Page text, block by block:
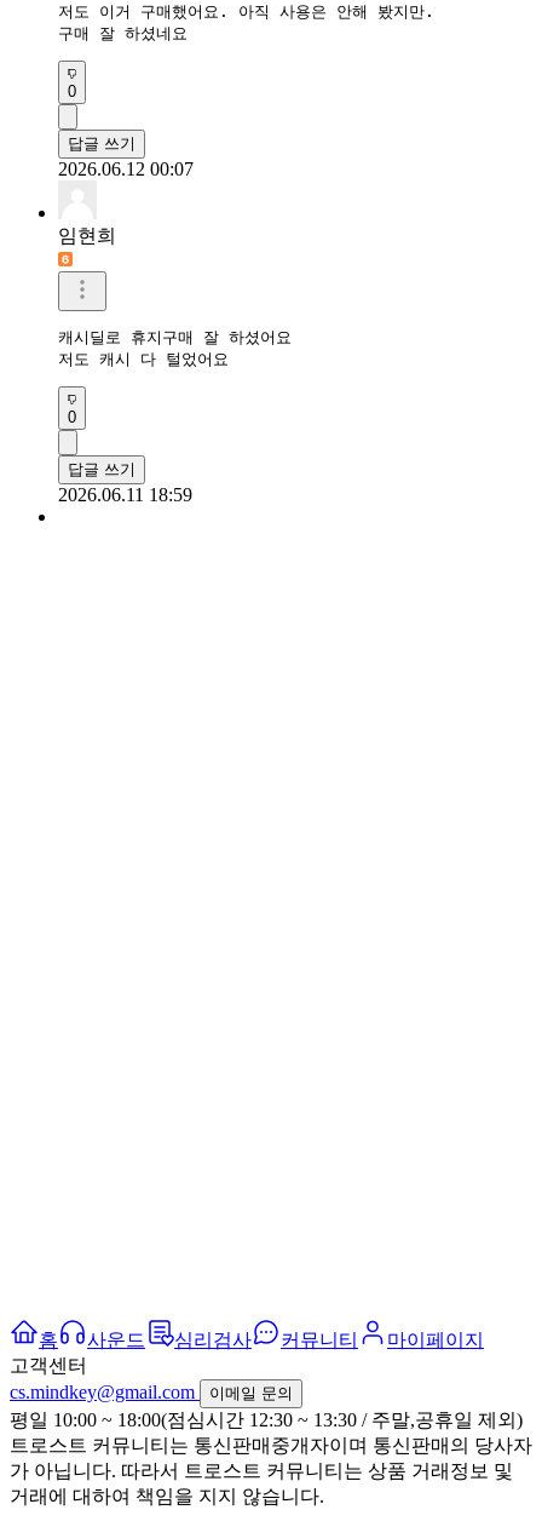
저도 이거 구매했어요. 아직 사용은 안해 봤지만.
구매 잘 하셨네요
0
답글 쓰기
2026.06.12 00:07
임현희
캐시딜로 휴지구매 잘 하셨어요
저도 캐시 다 털었어요
0
답글 쓰기
2026.06.11 18:59
홈 사운드 심리검사 커뮤니티
마이페이지
고객센터
cs.mindkey@gmail.com
이메일 문의
평일 10:00 ~ 18:00(점심시간 12:30 ~ 13:30 / 주말,공휴일 제외)
트로스트 커뮤니티는 통신판매중개자이며 통신판매의 당사자
가 아닙니다. 따라서 트로스트 커뮤니티는 상품 거래정보 및
거래에 대하여 책임을 지지 않습니다.